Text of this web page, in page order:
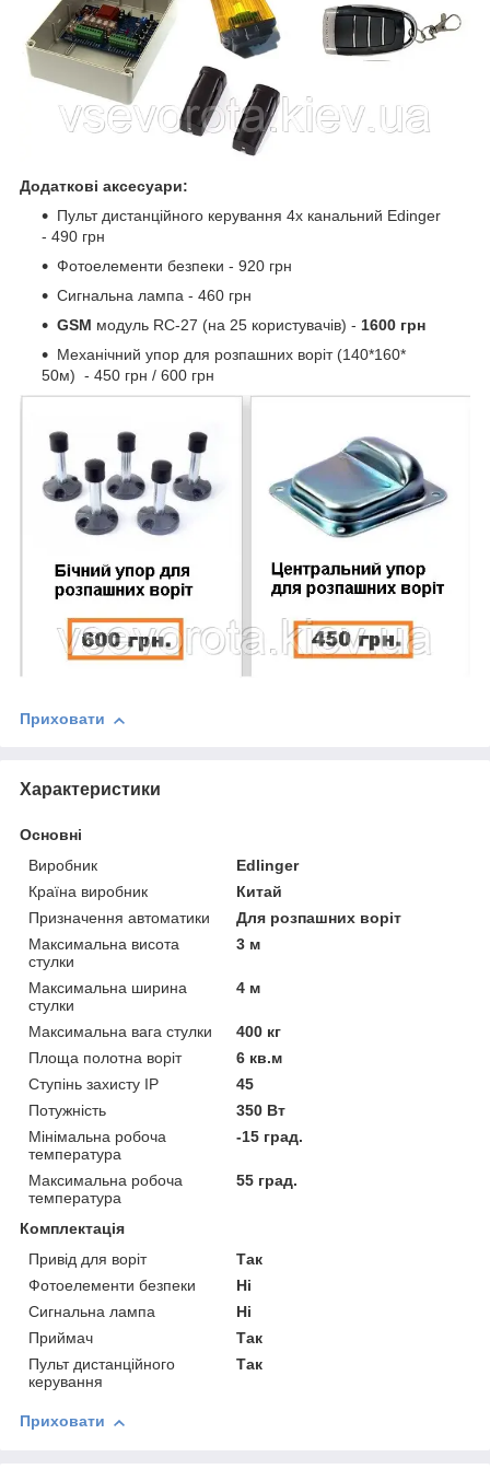
Додаткові аксесуари:
Пульт дистанційного керування 4х канальний Edinger
- 490 грн
Фотоелементи безпеки - 920 грн
Сигнальна лампа - 460 грн
GSM модуль RC-27 (на 25 користувачів) - 1600 грн
Механічний упор для розпашних воріт (140*160*
50м) - 450 грн / 600 грн
Приховати
Характеристики
Основні
Виробник
Edlinger
Країна виробник
Китай
Призначення автоматики
Для розпашних воріт
Максимальна висота
стулки
3 м
Максимальна ширина
стулки
4 м
Максимальна вага стулки
400 кг
Площа полотна воріт
6 кв.м
Ступінь захисту IP
45
Потужність
350 Вт
Мінімальна робоча
температура
-15 град.
Максимальна робоча
температура
55 град.
Комплектація
Привід для воріт
Так
Фотоелементи безпеки
Ні
Сигнальна лампа
Ні
Приймач
Так
Пульт дистанційного
керування
Так
Приховати